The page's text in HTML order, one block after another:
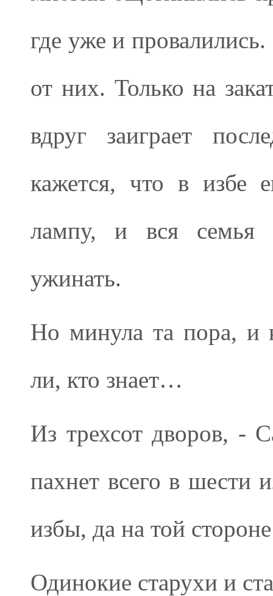
где уже и
от них. Только на
вдруг заиграет
кажется, что в избе
лампу, и вся семья
ужинать.
Но минула та пора, и
ли, кто знает…
Из трехсот дворов, -
пахнет всего в шести
избы, да на той
Одинокие старухи и